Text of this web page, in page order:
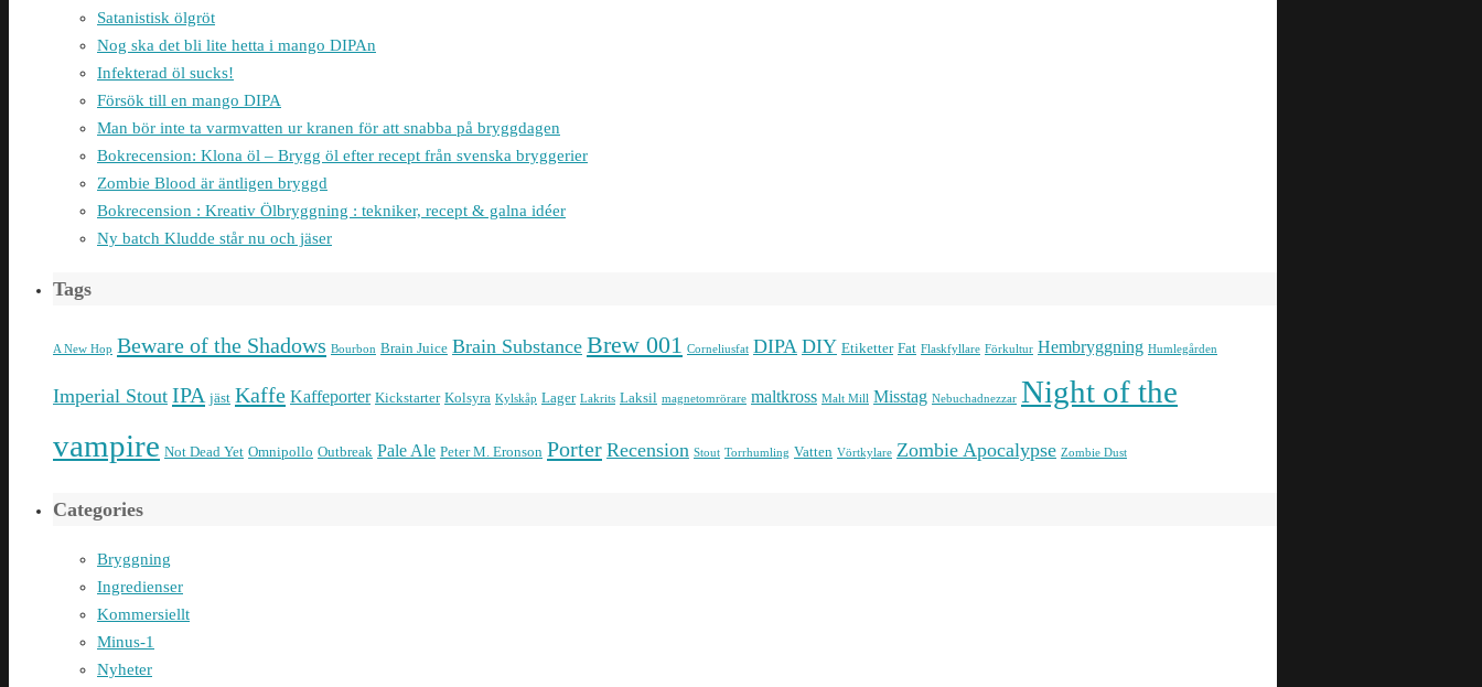
Satanistisk ölgröt
Nog ska det bli lite hetta i mango DIPAn
Infekterad öl sucks!
Försök till en mango DIPA
Man bör inte ta varmvatten ur kranen för att snabba på bryggdagen
Bokrecension: Klona öl – Brygg öl efter recept från svenska bryggerier
Zombie Blood är äntligen bryggd
Bokrecension : Kreativ Ölbryggning : tekniker, recept & galna idéer
Ny batch Kludde står nu och jäser
Tags
A New Hop Beware of the Shadows Bourbon Brain Juice Brain Substance Brew 001 Corneliusfat DIPA DIY Etiketter Fat Flaskfyllare Förkultur Hembryggning Humlegården
Imperial Stout IPA jäst Kaffe Kaffeporter Kickstarter Kolsyra Kylskåp Lager Lakrits Laksil magnetomrörare maltkross Malt Mill Misstag Nebuchadnezzar Night of the
vampire Not Dead Yet Omnipollo Outbreak Pale Ale Peter M. Eronson Porter Recension Stout Torrhumling Vatten Vörtkylare Zombie Apocalypse Zombie Dust
Categories
Bryggning
Ingredienser
Kommersiellt
Minus-1
Nyheter